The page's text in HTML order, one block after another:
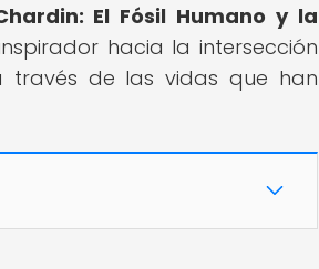
El Fósil Humano y la
hacia la intersección
través de las vidas que han